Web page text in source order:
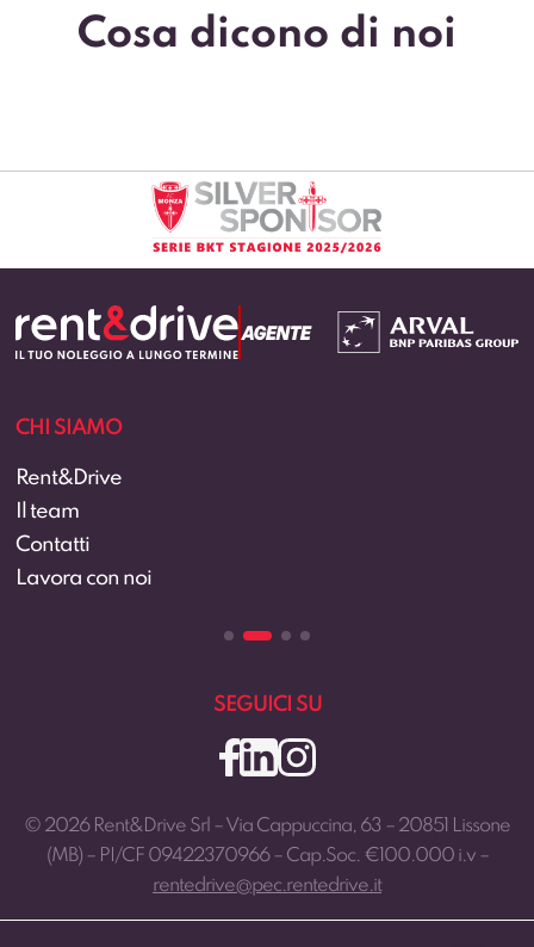
Cosa dicono di noi
CHI SIAMO
Rent&Drive
Il team
Contatti
Lavora con noi
SEGUICI SU
© 2026 Rent&Drive Srl – Via Cappuccina, 63 – 20851 Lissone
(MB) – PI/CF 09422370966 – Cap.Soc. €100.000 i.v –
rentedrive@pec.rentedrive.it